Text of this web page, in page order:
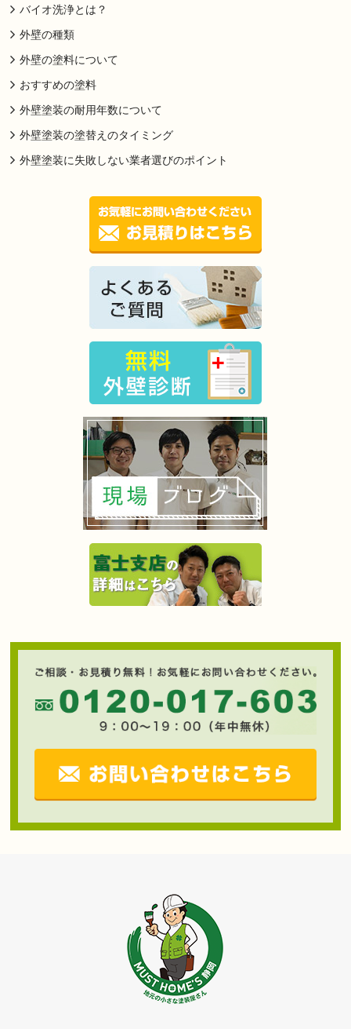
バイオ洗浄とは？
外壁の種類
外壁の塗料について
おすすめの塗料
外壁塗装の耐用年数について
外壁塗装の塗替えのタイミング
外壁塗装に失敗しない業者選びのポイント